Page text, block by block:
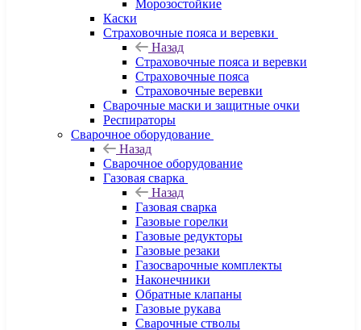
Морозостойкие
Каски
Страховочные пояса и веревки
Назад
Страховочные пояса и веревки
Страховочные пояса
Страховочные веревки
Сварочные маски и защитные очки
Респираторы
Сварочное оборудование
Назад
Сварочное оборудование
Газовая сварка
Назад
Газовая сварка
Газовые горелки
Газовые редукторы
Газовые резаки
Газосварочные комплекты
Наконечники
Обратные клапаны
Газовые рукава
Сварочные стволы